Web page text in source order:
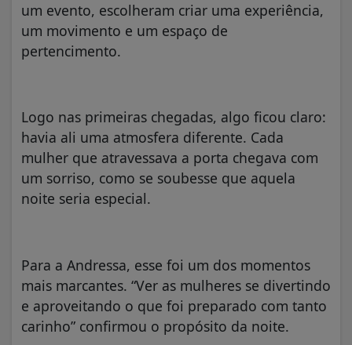
um evento, escolheram criar uma experiência,
um movimento e um espaço de
pertencimento.
Logo nas primeiras chegadas, algo ficou claro:
havia ali uma atmosfera diferente. Cada
mulher que atravessava a porta chegava com
um sorriso, como se soubesse que aquela
noite seria especial.
Para a Andressa, esse foi um dos momentos
mais marcantes. “Ver as mulheres se divertindo
e aproveitando o que foi preparado com tanto
carinho” confirmou o propósito da noite.